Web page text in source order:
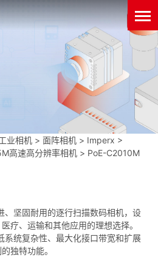
业相机 >面阵相机 > Imperx >
高速高分辨率相机 > PoE-C2010M
、坚固耐用的逐行扫描数码相机，设
疗、运输和其他应用的理想选择。
系统复杂性、最大化接口带宽和扩展
独特功能。